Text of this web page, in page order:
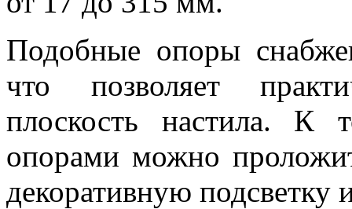
Подобные опоры
что позволяет
плоскость настила. К
опорами можно
декоративную подсветку